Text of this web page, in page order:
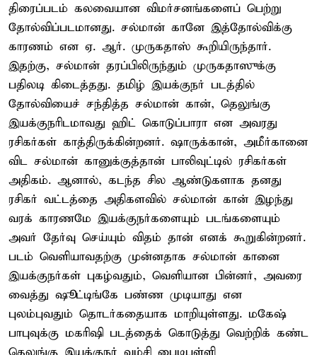
திரைப்படம் கலவையான விமர்சனங்களைப் பெற்று
தோல்விப்படமானது. சல்மான் கானே இத்தோல்விக்கு
காரணம் என ஏ. ஆர். முருகதாஸ் கூறியிருந்தார்.
இதற்கு, சல்மான் தரப்பிலிருந்தும் முருகதாஸுக்கு
பதிலடி கிடைத்தது. தமிழ் இயக்குநர் படத்தில்
தோல்வியைச் சந்தித்த சல்மான் கான், தெலுங்கு
இயக்குநரிடமாவது ஹிட் கொடுப்பாரா என அவரது
ரசிகர்கள் காத்திருக்கின்றனர். ஷாருக்கான், அமீர்கானை
விட சல்மான் கானுக்குத்தான் பாலிவுட்டில் ரசிகர்கள்
அதிகம். ஆனால், கடந்த சில ஆண்டுகளாக தனது
ரசிகர் வட்டத்தை அதிகளவில் சல்மான் கான் இழந்து
வரக் காரணமே இயக்குநர்களையும் படங்களையும்
அவர் தேர்வு செய்யும் விதம் தான் எனக் கூறுகின்றனர்.
படம் வெளியாவதற்கு முன்னதாக சல்மான் கானை
இயக்குநர்கள் புகழ்வதும், வெளியான பின்னர், அவரை
வைத்து ஷூட்டிங்கே பண்ண முடியாது என
புலம்புவதும் தொடர்கதையாக மாறியுள்ளது. மகேஷ்
பாபுவுக்கு மகரிஷி படத்தைக் கொடுத்து வெற்றிக் கண்ட